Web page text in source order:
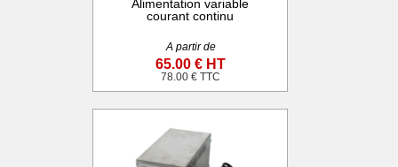
Alimentation variable
courant continu
A partir de
65.00 € HT
78.00 € TTC